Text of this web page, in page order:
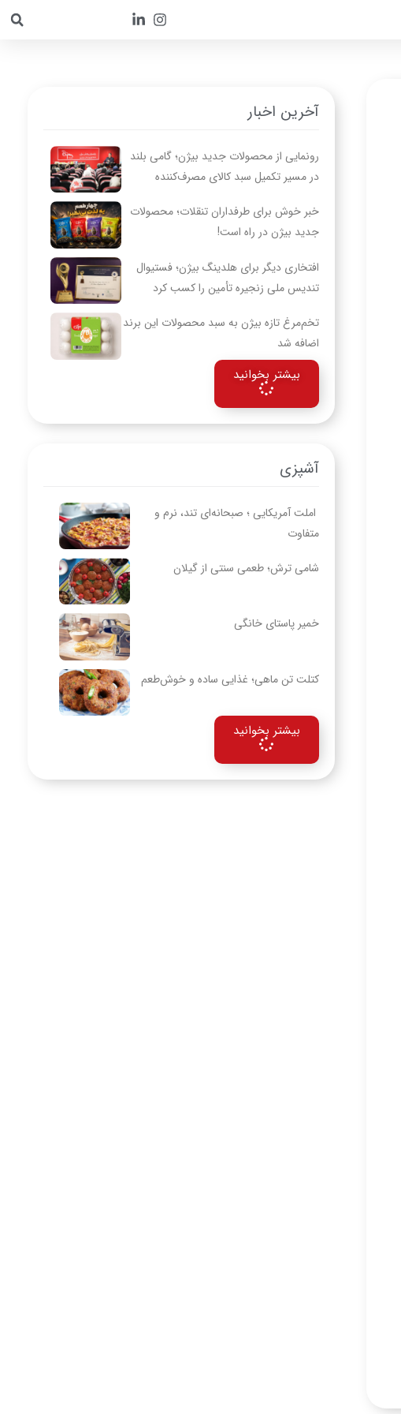
آخرین اخبار
رونمایی از محصولات جدید بیژن؛ گامی بلند
در مسیر تکمیل سبد کالای مصرف‌کننده
خبر خوش برای طرفداران تنقلات؛ محصولات
جدید بیژن در راه است!
افتخاری دیگر برای هلدینگ بیژن؛ فستیوال
تندیس ملی زنجیره تأمین را کسب کرد
تخم‌مرغ تازه بیژن به سبد محصولات این برند
اضافه شد
بیشتر بخوانید
آشپزی
املت آمریکایی ؛ صبحانه‌ای تند، نرم و
متفاوت
شامی ترش؛ طعمی سنتی از گیلان
خمیر پاستای خانگی
کتلت تن ماهی؛ غذایی ساده و خوش‌طعم
بیشتر بخوانید